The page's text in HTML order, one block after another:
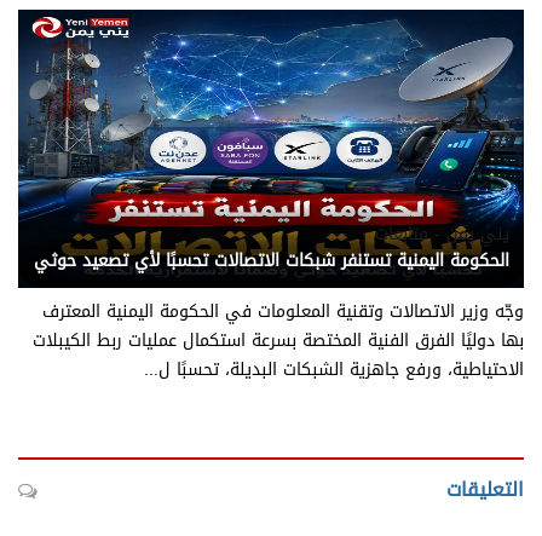
يني يمن - متابعات
الحكومة اليمنية تستنفر شبكات الاتصالات تحسبًا لأي تصعيد حوثي
وجّه وزير الاتصالات وتقنية المعلومات في الحكومة اليمنية المعترف
بها دوليًا الفرق الفنية المختصة بسرعة استكمال عمليات ربط الكيبلات
الاحتياطية، ورفع جاهزية الشبكات البديلة، تحسبًا ل...
التعليقات